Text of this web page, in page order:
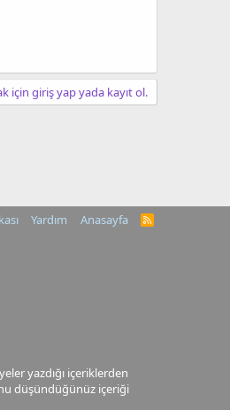
için giriş yap yada kayıt ol.
Yardım Anasayfa
R
yazdığı içeriklerden
düşündüğünüz içeriği